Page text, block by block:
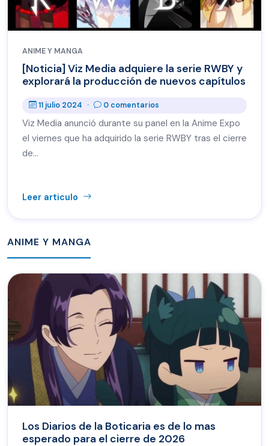
ANIME Y MANGA
[Noticia] Viz Media adquiere la serie RWBY y
explorará la producción de nuevos capítulos
11 julio 2024 · 0 comentarios
Viz Media anunció durante su panel en la Anime Expo
el viernes que ha adquirido la serie RWBY tras el cierre
de…
Leer articulo
ANIME Y MANGA
Los Diarios de la Boticaria es de lo mas
esperado para el cierre de 2026